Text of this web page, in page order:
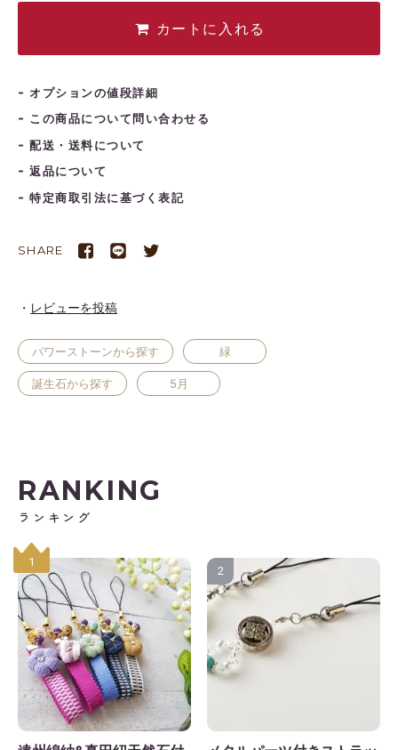
2026年9月
火 水 木
21 22 23 24 25 26
28 29 30
オプションの値段詳細
この商品について問い合わせる
配送・送料について
返品について
特定商取引法に基づく表記
SHARE
レビューを投稿
パワーストーンから探す 緑
誕生石から探す 5月
カートに入れる
RANKING
ランキング
1
2